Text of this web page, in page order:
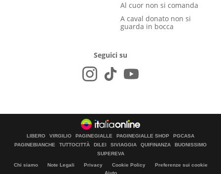
Al cuor non si comanda
A caval donato non si
guarda in bocca
Seguici su
LIBERO VIRGILIO PAGINEGIALLE PAGINEGIALLE SHOP
PGCASA
PAGINEBIANCHE
TUTTOCITTÀ DILEI SIVIAGGIA QUIFINANZA
BUONISSIMO
SUPEREVA
Chi siamo Note Legali Privacy Cookie Policy
Preferenze sui cookie